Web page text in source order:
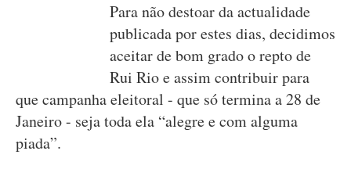
Para não destoar da actualidade
publicada por estes dias, decidimos
aceitar de bom grado o repto de
Rui Rio e assim contribuir para
que campanha eleitoral - que só termina a 28 de
Janeiro - seja toda ela “alegre e com alguma
piada”.